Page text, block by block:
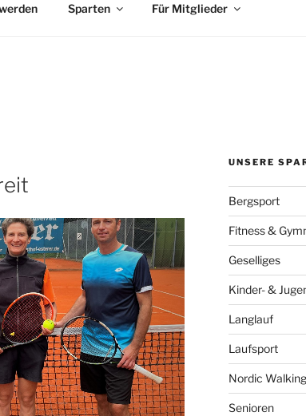
Sparten Für Mitglieder
UNSERE
Bergsport
Fitness &
Geselliges
Kinder- &
Langlauf
Laufsport
Nordic Walking
Senioren